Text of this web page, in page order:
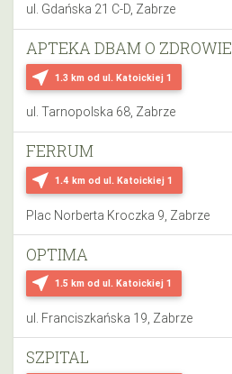
ul. Gdańska 21 C-D, Zabrze
near_me 1.3 km od ul. Katoickiej 1
APTEKA DBAM O ZDROWIE
ul. Tarnopolska 68, Zabrze
near_me 1.4 km od ul. Katoickiej 1
FERRUM
Plac Norberta Kroczka 9, Zabrze
near_me 1.5 km od ul. Katoickiej 1
OPTIMA
ul. Franciszkańska 19, Zabrze
SZPITAL